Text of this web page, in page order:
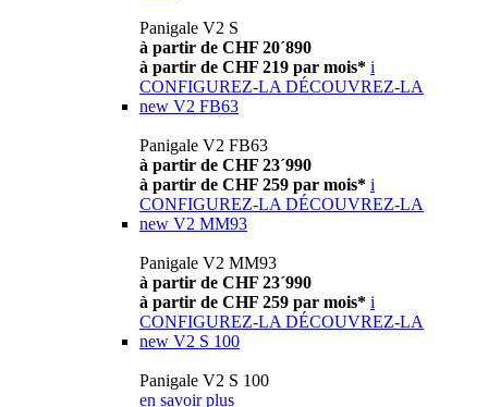
Panigale V2 S
à partir de CHF 20´890
à partir de CHF 219 par mois* i
CONFIGUREZ-LA DÉCOUVREZ-LA
new V2 FB63
Panigale V2 FB63
à partir de CHF 23´990
à partir de CHF 259 par mois* i
CONFIGUREZ-LA DÉCOUVREZ-LA
new V2 MM93
Panigale V2 MM93
à partir de CHF 23´990
à partir de CHF 259 par mois* i
CONFIGUREZ-LA DÉCOUVREZ-LA
new V2 S 100
Panigale V2 S 100
en savoir plus